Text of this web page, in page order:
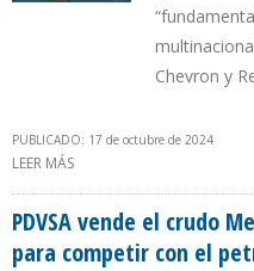
Chevron y
PUBLICADO: 17 de octubre de 2024
LEER MÁS
PDVSA vende el crudo
para competir con el